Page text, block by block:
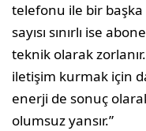
telefonu ile bir başka
sayısı sınırlı ise
teknik olarak
iletişim kurmak için
enerji de sonuç
olumsuz yansır.”